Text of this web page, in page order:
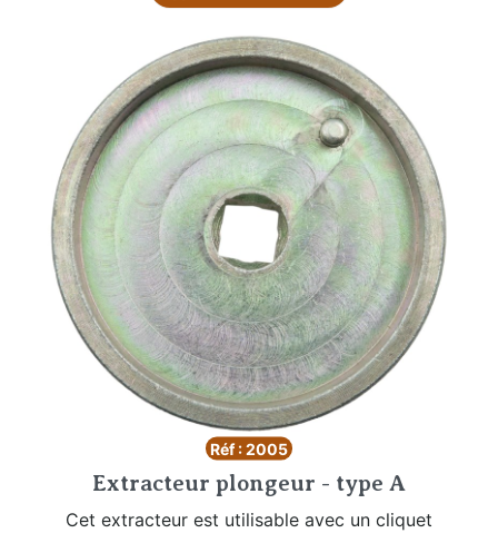
Réf : 2005
Extracteur plongeur - type A
Cet extracteur est utilisable avec un cliquet